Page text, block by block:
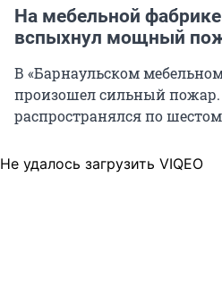
На мебельной
вспыхнул мощный
В «Барнаульском
произошел сильный пожар.
распространялся по
Не удалось загрузить VIQEO